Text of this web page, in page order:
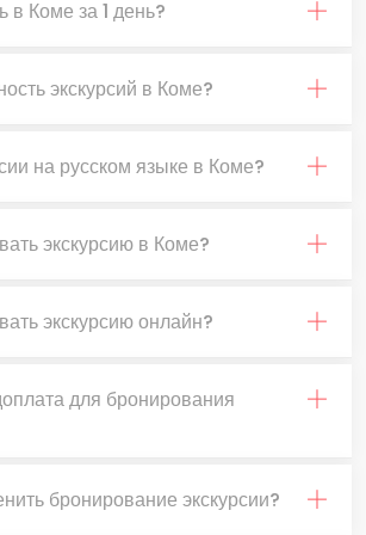
в Коме за 1 день?
экскурсий в Коме?
на русском языке в Коме?
экскурсию в Коме?
экскурсию онлайн?
для бронирования
бронирование экскурсии?